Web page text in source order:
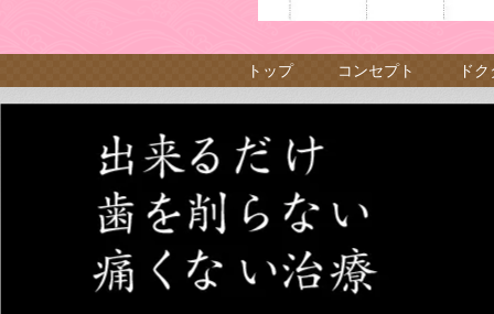
トップ コンセプト ド